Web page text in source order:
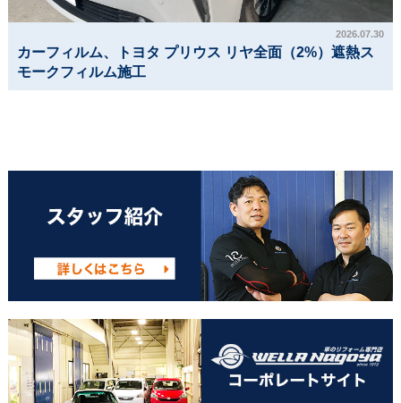
2026.07.30
カーフィルム、トヨタ プリウス リヤ全面（2%）遮熱ス
モークフィルム施工